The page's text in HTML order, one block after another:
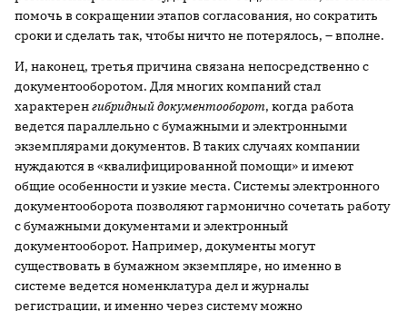
помочь в сокращении этапов согласования, но сократить
сроки и сделать так, чтобы ничто не потерялось, – вполне.
И, наконец, третья причина связана непосредственно с
документооборотом. Для многих компаний стал
характеренгибридный документооборот, когда работа
ведется параллельно с бумажными и электронными
экземплярами документов. В таких случаях компании
нуждаются в «квалифицированной помощи» и имеют
общие особенности и узкие места. Системы электронного
документооборота позволяют гармонично сочетать работу
с бумажными документами и электронный
документооборот. Например, документы могут
существовать в бумажном экземпляре, но именно в
системе ведется номенклатура дел и журналы
регистрации, и именно через систему можно